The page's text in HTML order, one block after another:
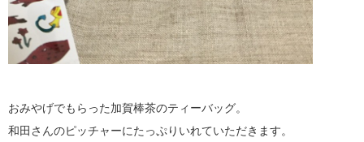
おみやげでもらった加賀棒茶のティーバッグ。
和田さんのピッチャーにたっぷりいれていただきます。